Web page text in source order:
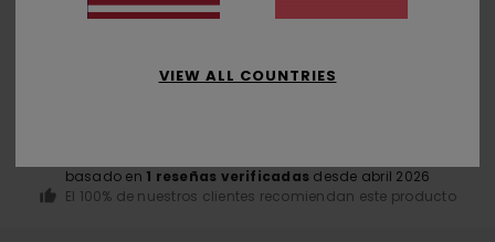
5.0
basado en 1 reseñas verificadas desde abril 2026
El 100% de nuestros clientes recomiendan este producto
VIEW ALL COUNTRIES